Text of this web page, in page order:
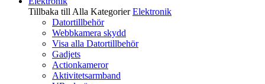
Tillbaka till Alla Kategorier Elektronik
Datortillbehör
Webbkamera skydd
Visa alla Datortillbehör
Gadjets
Actionkameror
Aktivitetsarmband